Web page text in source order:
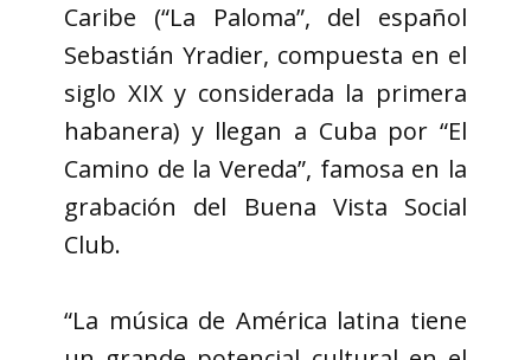
Caribe (“La Paloma”, del español
Sebastián Yradier, compuesta en el
siglo XIX y considerada la primera
habanera) y llegan a Cuba por “El
Camino de la Vereda”, famosa en la
grabación del Buena Vista Social
Club.
“La música de América latina tiene